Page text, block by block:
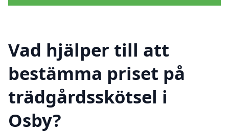
Vad hjälper till att
bestämma priset på
trädgårdsskötsel i
Osby?